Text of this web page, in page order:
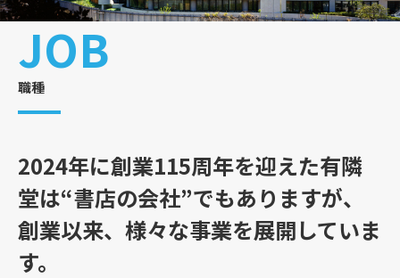
JOB
職種
2024年に創業115周年を迎えた有隣
堂は“書店の会社”でもありますが、
創業以来、様々な事業を展開していま
す。